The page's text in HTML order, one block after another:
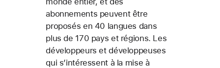
abonnements peuvent être
proposés en 40 langues dans
plus de 170 pays et régions. Les
développeurs et développeuses
qui s’intéressent à la mise à